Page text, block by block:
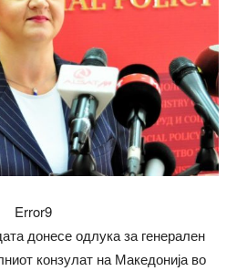
Error9
донесе одлука за генерален
конзулат на Македонија во